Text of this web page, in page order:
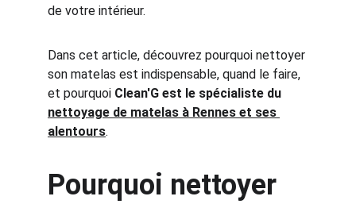
de votre intérieur.
Dans cet article, découvrez pourquoi nettoyer
son matelas est indispensable, quand le faire,
et pourquoi Clean'G est le spécialiste du
nettoyage de matelas à Rennes et ses
alentours.
Pourquoi nettoyer